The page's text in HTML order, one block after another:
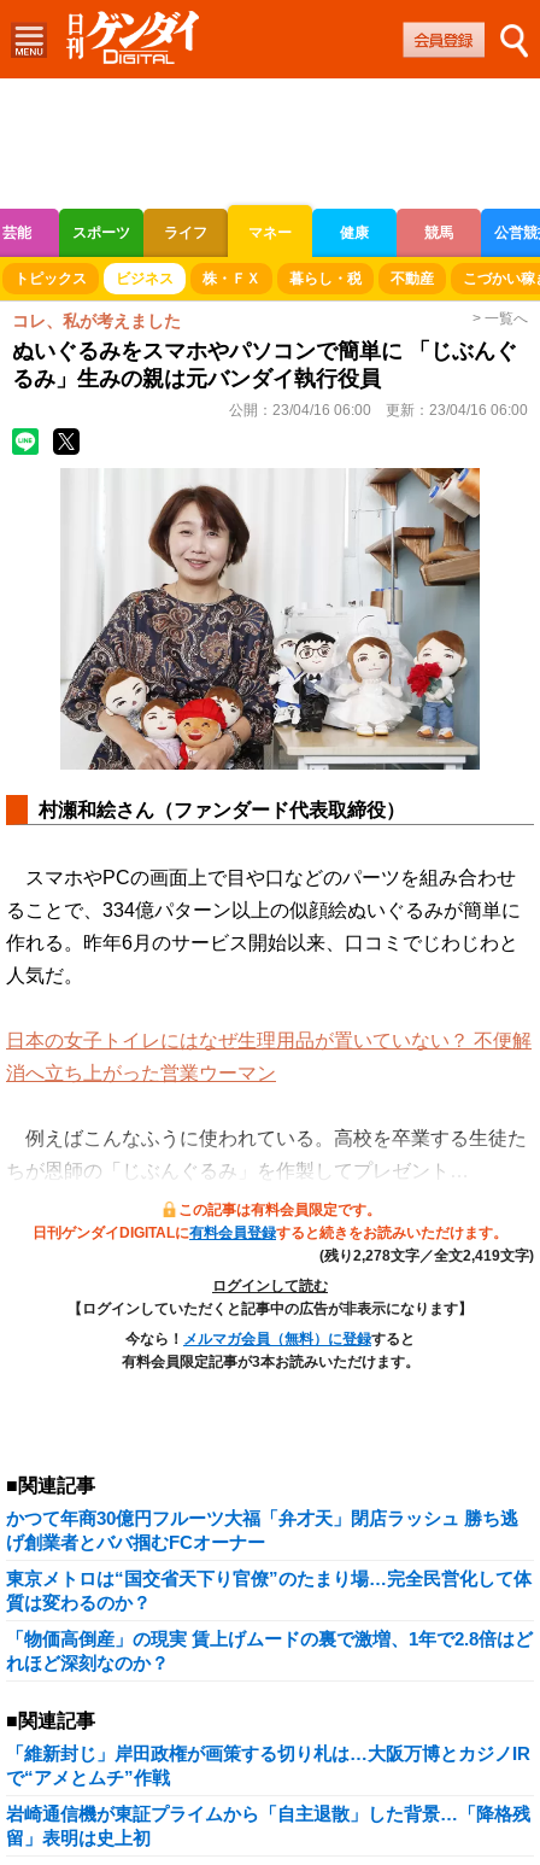
芸能 スポーツ ライフ マネー 健康 競馬 公営
ボートレース 競輪 オートレース
トピックス ビジネス 株・ＦＸ 暮らし・税 不動産 こづかい稼
コレ、私が考えました > 一覧へ
ぬいぐるみをスマホやパソコンで簡単に 「じぶんぐ
るみ」生みの親は元バンダイ執行役員
公開： 23/04/16 06:00 更新： 23/04/16 06:00
村瀬和絵さん（ファンダード代表取締役）
スマホやPCの画面上で目や口などのパーツを組み合わせ
ることで、334億パターン以上の似顔絵ぬいぐるみが簡単に
作れる。昨年6月のサービス開始以来、口コミでじわじわと
人気だ。
日本の女子トイレにはなぜ生理用品が置いていない？ 不便解
消へ立ち上がった営業ウーマン
例えばこんなふうに使われている。高校を卒業する生徒た
ちが恩師の「じぶんぐるみ」を作製してプレゼント…
この記事は有料会員限定です。
日刊ゲンダイDIGITALに有料会員登録すると続きをお読みいただけます。
(残り2,278文字／全文2,419文字)
ログインして読む
【ログインしていただくと記事中の広告が非表示になります】
今なら！ メルマガ会員（無料）に登録すると
有料会員限定記事が3本お読みいただけます。
■関連記事
かつて年商30億円フルーツ大福「弁才天」閉店ラッシュ 勝ち逃
げ創業者とババ掴むFCオーナー
東京メトロは“国交省天下り官僚”のたまり場…完全民営化して体
質は変わるのか？
「物価高倒産」の現実 賃上げムードの裏で激増、1年で2.8倍はど
れほど深刻なのか？
■関連記事
「維新封じ」岸田政権が画策する切り札は…大阪万博とカジノIR
で“アメとムチ”作戦
岩崎通信機が東証プライムから「自主退散」した背景…「降格残
留」表明は史上初